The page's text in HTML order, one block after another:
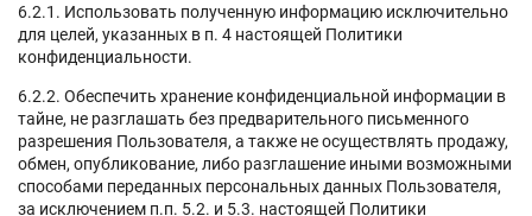
6.2.1. Использовать полученную информацию исключительно
для целей, указанных в п. 4 настоящей Политики
конфиденциальности.
6.2.2. Обеспечить хранение конфиденциальной информации в
тайне, не разглашать без предварительного письменного
разрешения Пользователя, а также не осуществлять продажу,
обмен, опубликование, либо разглашение иными возможными
способами переданных персональных данных Пользователя,
за исключением п.п. 5.2. и 5.3. настоящей Политики